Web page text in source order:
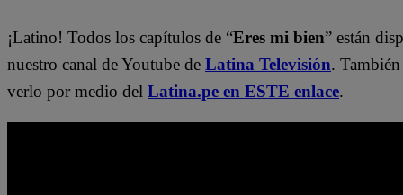
¡Latino! Todos los capítulos de “Eres mi bien” están
nuestro canal de Youtube de Latina Televisión.
verlo por medio del Latina.pe en ESTE enlace.